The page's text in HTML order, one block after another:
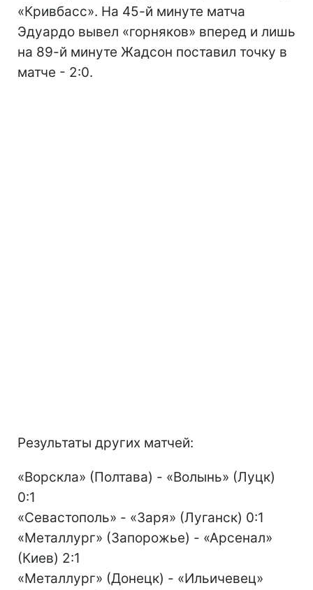
«Кривбасс». На 45-й минуте матча
Эдуардо вывел «горняков» вперед и лишь
на 89-й минуте Жадсон поставил точку в
матче - 2:0.
Результаты других матчей:
«Ворскла» (Полтава) - «Волынь» (Луцк)
0:1
«Севастополь» - «Заря» (Луганск) 0:1
«Металлург» (Запорожье) - «Арсенал»
(Киев) 2:1
«Металлург» (Донецк) - «Ильичевец»